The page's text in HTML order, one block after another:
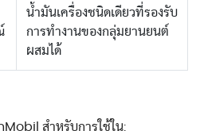
น้ำมันเครื่องชนิดเดียวที่รองรับ
การทำงานของกลุ่มยานยนต์
ผสมได้
สำหรับการใช้ใน: